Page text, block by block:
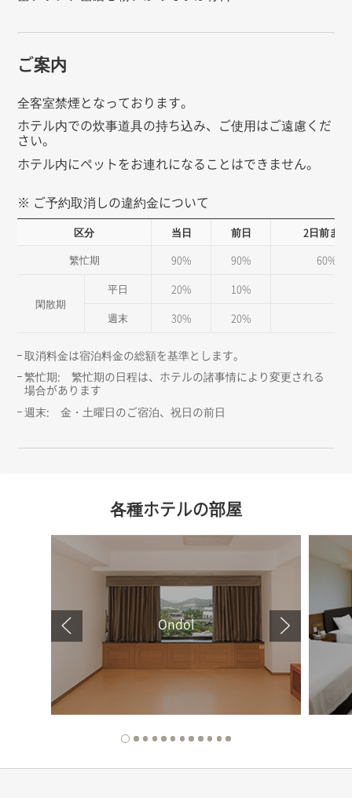
ご案内
全客室禁煙となっております。
ホテル内での炊事道具の持ち込み、ご使用はご遠慮くだ
さい。
ホテル内にペットをお連れになることはできません。
※ ご予約取消しの違約金について
区分 当日 前日
2日前まで
繁忙期
90% 90% 60%
閑散期
平日 20%
10%
週末
30% 20%
取消料金は宿泊料金の総額を基準とします。
繁忙期: 繁忙期の日程は、ホテルの諸事情により変更される
場合があります
週末: 金・土曜日のご宿泊、祝日の前日
各種ホテルの部屋
Ondol